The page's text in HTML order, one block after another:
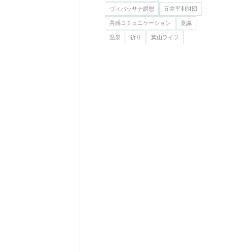
ヴィパッサナ瞑想 五井平和財団
共感コミュニケーション 意識
温泉 祈り 葉山ライフ